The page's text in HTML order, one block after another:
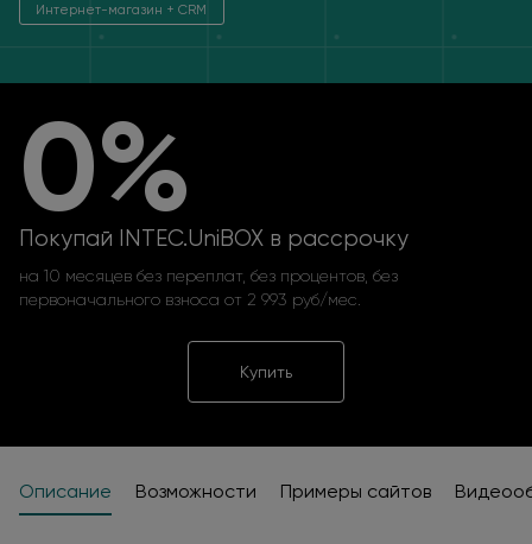
Интернет-магазин + CRM
0%
Покупай INTEC.UniBOX в рассрочку
на 10 месяцев без переплат, без процентов, без
первоначального взноса от 2 993 руб/мес.
Купить
Описание Возможности Примеры сайтов